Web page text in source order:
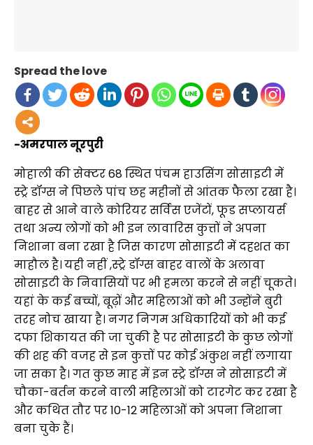
Spread the love
-अमरपाल नूरपुरी
मोहाली की सेक्टर 68 स्थित पंचम हाउसिंग सोसाइटी में
स्ट्रे डॉग्स ने पिछले पांच छह महीनों से आंतक फैला रखा है।
बाहर से आने वाले कोरियर सर्विस एजेंटों, फूड सप्लायर्स
तथा अन्य लोगों को भी इन लावारिस कुत्तों ने अपना
निशाना बना रखा है जिस कारण सोसाइटी में दहशत का
माहौल है। यही नहीं ,स्ट्रे डॉग्स बाहर वालों के अलावा
सोसाइटी के निवासियों पर भी हमला करने से नहीं चूकते।
यहां के कई बच्चों, बूढ़ों और महिलाओं को भी उन्होंने बुरी
तरह नोच खाया है। नगर निगम अधिकारियों को भी कई
दफा शिकायत की जा चुकी है पर सोसाइटी के कुछ लोगों
की शह की वजह से इन कुत्तों पर कोई अंकुश नहीं लगाया
जा सका है। गत कुछ माह में इन स्ट्रे डॉग्स ने सोसाइटी में
चौका-बर्तन करने वाली महिलाओं को टारगेट कर रखा है
और कथित तौर पर 10-12 महिलाओं को अपना निशाना
बना चुके हैं।